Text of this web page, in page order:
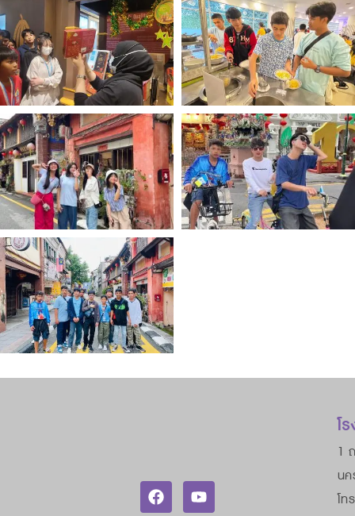
โ
1
น
โ